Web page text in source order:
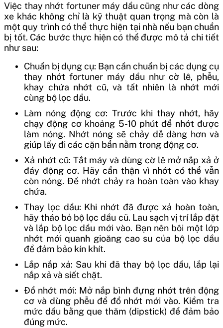
Việc thay nhớt fortuner máy dầu cũng như các dòng
xe khác không chỉ là kỹ thuật quan trọng mà còn là
một quy trình có thể thực hiện tại nhà nếu bạn chuẩn
bị tốt. Các bước thực hiện có thể được mô tả chi tiết
như sau:
Chuẩn bị dụng cụ: Bạn cần chuẩn bị các dụng cụ
thay nhớt fortuner máy dầu như cờ lê, phễu,
khay chứa nhớt cũ, và tất nhiên là nhớt mới
cùng bộ lọc dầu.
Làm nóng động cơ: Trước khi thay nhớt, hãy
chạy động cơ khoảng 5-10 phút để nhớt được
làm nóng. Nhớt nóng sẽ chảy dễ dàng hơn và
giúp lấy đi các cặn bẩn nằm trong động cơ.
Xả nhớt cũ: Tắt máy và dùng cờ lê mở nắp xả ở
đáy động cơ. Hãy cẩn thận vì nhớt có thể vẫn
còn nóng. Để nhớt chảy ra hoàn toàn vào khay
chứa.
Thay lọc dầu: Khi nhớt đã được xả hoàn toàn,
hãy tháo bỏ bộ lọc dầu cũ. Lau sạch vị trí lắp đặt
và lắp bộ lọc dầu mới vào. Bạn nên bôi một lớp
nhớt mới quanh gioăng cao su của bộ lọc dầu
để đảm bảo kín khít.
Lắp nắp xả: Sau khi đã thay bộ lọc dầu, lắp lại
nắp xả và siết chặt.
Đổ nhớt mới: Mở nắp bình đựng nhớt trên động
cơ và dùng phễu để đổ nhớt mới vào. Kiểm tra
mức dầu bằng que thăm (dipstick) để đảm bảo
đúng mức.